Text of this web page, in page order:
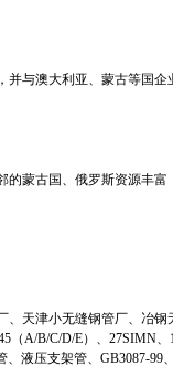
与澳大利亚、蒙古等国企
蒙古国、俄罗斯资源丰富
天津小无缝钢管厂、冶钢
A/B/C/D/E）、27SIMN、
液压支架管、GB3087-99